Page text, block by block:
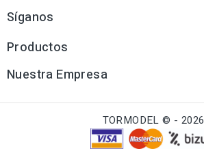
Síganos
Productos
Nuestra Empresa
TORMODEL © - 2026